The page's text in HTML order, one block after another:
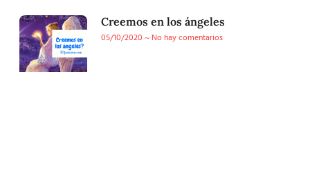
Creemos en los ángeles
05/10/2020
No hay comentarios